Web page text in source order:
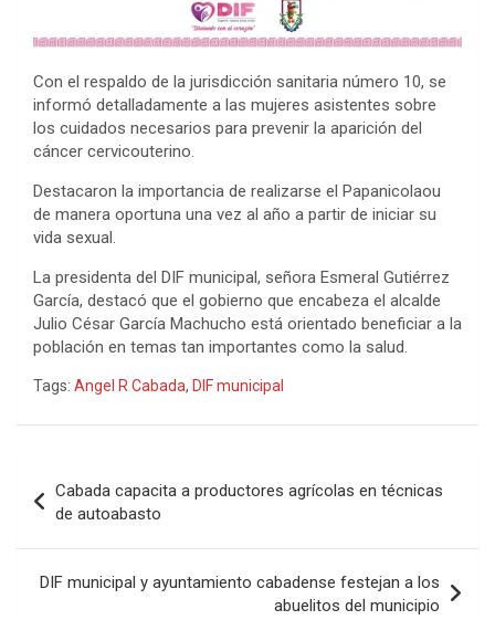
Con el respaldo de la jurisdicción sanitaria número 10, se
informó detalladamente a las mujeres asistentes sobre
los cuidados necesarios para prevenir la aparición del
cáncer cervicouterino.
Destacaron la importancia de realizarse el Papanicolaou
de manera oportuna una vez al año a partir de iniciar su
vida sexual.
La presidenta del DIF municipal, señora Esmeral Gutiérrez
García, destacó que el gobierno que encabeza el alcalde
Julio César García Machucho está orientado beneficiar a la
población en temas tan importantes como la salud.
Tags: Angel R Cabada, DIF municipal
de
entradas
Cabada capacita a productores agrícolas en técnicas
de autoabasto
DIF municipal y ayuntamiento cabadense festejan a los
abuelitos del municipio